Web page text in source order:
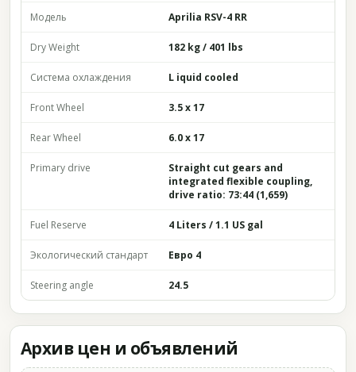
Модель Aprilia RSV-4 RR
Dry Weight 182 kg / 401 lbs
Система охлаждения L iquid cooled
Front Wheel 3.5 x 17
Rear Wheel 6.0 x 17
Primary drive
Straight cut gears and
integrated flexible coupling,
drive ratio: 73:44 (1,659)
Fuel Reserve 4 Liters / 1.1 US gal
Экологический стандарт Евро 4
Steering angle 24.5
Архив цен и объявлений